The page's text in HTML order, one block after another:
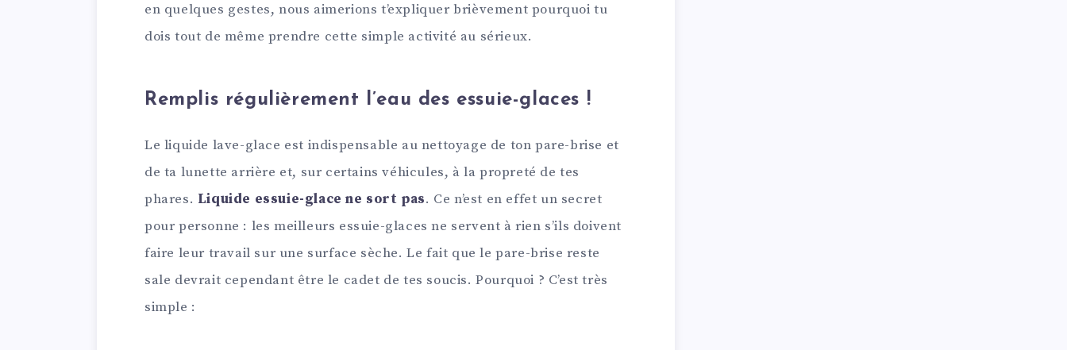
en quelques gestes, nous aimerions t’expliquer brièvement pourquoi tu
dois tout de même prendre cette simple activité au sérieux.
Remplis régulièrement l’eau des essuie-glaces !
Le liquide lave-glace est indispensable au nettoyage de ton pare-brise et
de ta lunette arrière et, sur certains véhicules, à la propreté de tes
phares. Liquide essuie-glace ne sort pas. Ce n’est en effet un secret
pour personne : les meilleurs essuie-glaces ne servent à rien s’ils doivent
faire leur travail sur une surface sèche. Le fait que le pare-brise reste
sale devrait cependant être le cadet de tes soucis. Pourquoi ? C’est très
simple :